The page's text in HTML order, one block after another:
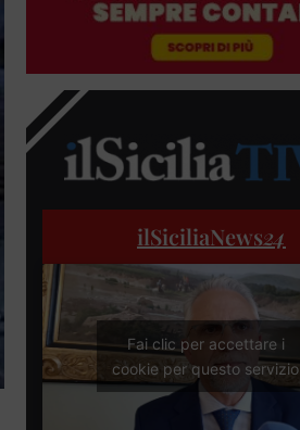
ilSiciliaNews24
Fai clic per accettare i
cookie per questo servizio